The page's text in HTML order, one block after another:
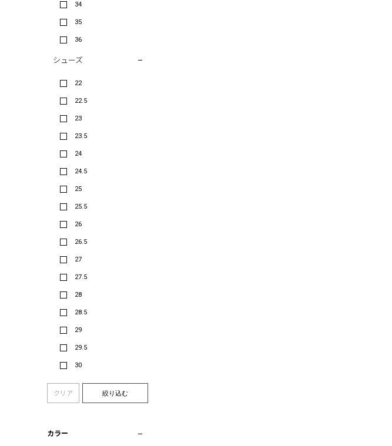
34
35
36
シューズ
22
22.5
23
23.5
24
24.5
25
25.5
26
26.5
27
27.5
28
28.5
29
29.5
30
クリア 絞り込む
カラー